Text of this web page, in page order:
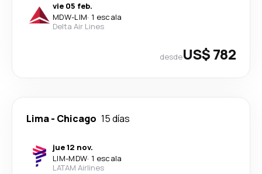
vie 05 feb.
MDW-LIM· 1 escala
Delta Air Lines
desdeUS$ 782
Lima- Chicago 15 días
jue 12 nov.
LIM-MDW· 1 escala
LATAM Airlines